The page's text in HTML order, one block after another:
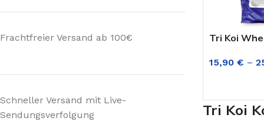
Hersteller: Koi Swiss AG
alpha
z.B.
Tagen
Frachtfreier Versand ab 100€
Schneller Versand mit Live-
Sendungsverfolgung
Tri Koi
15,90 € –
Tri Koi